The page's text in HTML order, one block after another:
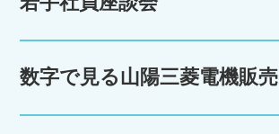
数字で見る山陽三菱電機販売